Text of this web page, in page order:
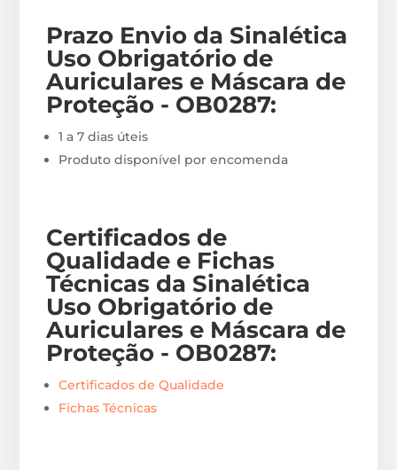
Prazo Envio da Sinalética
Uso Obrigatório de
Auriculares e Máscara de
Proteção - OB0287:
1 a 7 dias úteis
Produto disponível por encomenda
Certificados de
Qualidade e Fichas
Técnicas da Sinalética
Uso Obrigatório de
Auriculares e Máscara de
Proteção - OB0287:
Certificados de Qualidade
Fichas Técnicas